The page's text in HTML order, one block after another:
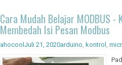
Cara Mudah Belajar MODBUS
Membedah Isi Pesan Modbus